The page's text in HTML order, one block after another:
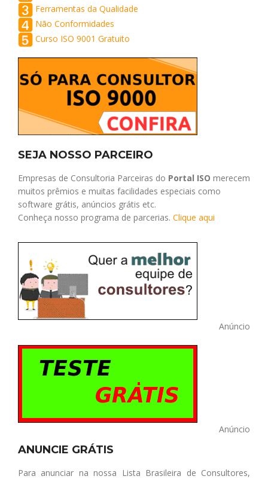
Ferramentas da Qualidade
Não Conformidades
Curso ISO 9001 Gratuito
SEJA NOSSO PARCEIRO
Empresas de Consultoria Parceiras do Portal ISO merecem
muitos prêmios e muitas facilidades especiais como
software grátis, anúncios grátis etc.
Conheça nosso programa de parcerias. Clique aqui
Anúncio
Anúncio
ANUNCIE GRÁTIS
Para anunciar na nossa Lista Brasileira de Consultores,